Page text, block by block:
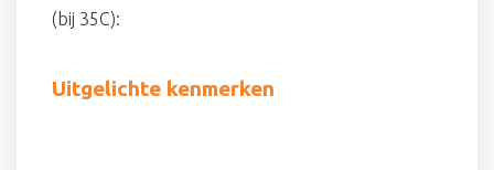
(bij 35C):
Uitgelichte kenmerken